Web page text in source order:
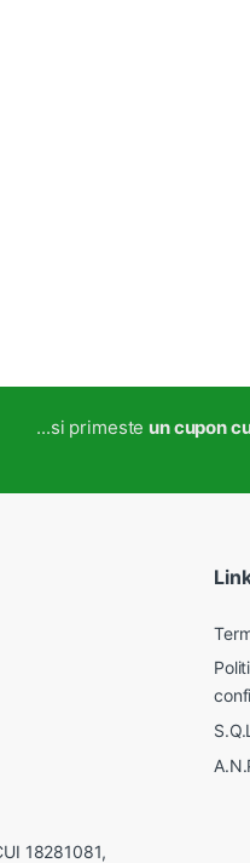
...si primeste un cupon
18281081,
S.Q.L